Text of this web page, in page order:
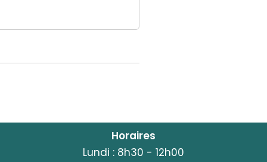
Horaires
Lundi : 8h30 - 12h00